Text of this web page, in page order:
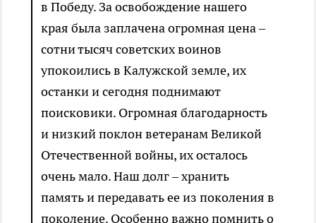
в Победу. За освобождение нашего
края была заплачена огромная цена –
сотни тысяч советских воинов
упокоились в Калужской земле, их
останки и сегодня поднимают
поисковики. Огромная благодарность
и низкий поклон ветеранам Великой
Отечественной войны, их осталось
очень мало. Наш долг – хранить
память и передавать ее из поколения в
поколение. Особенно важно помнить о